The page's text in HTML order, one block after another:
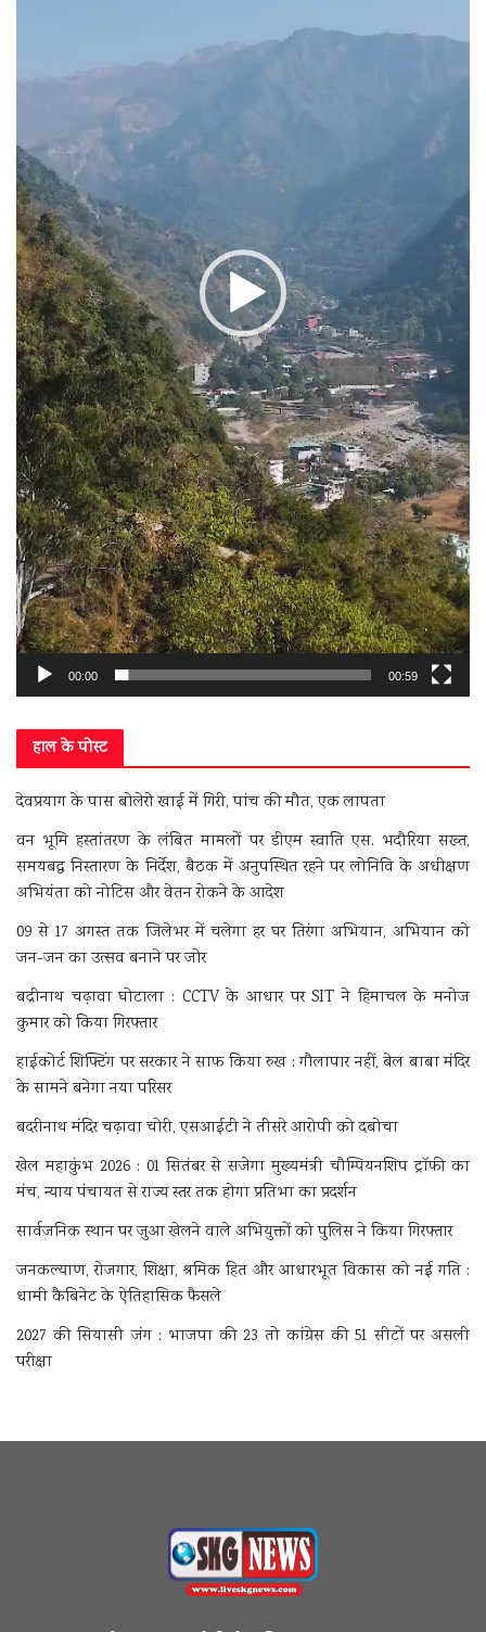
00:00 00:59
हाल के पोस्ट
देवप्रयाग के पास बोलेरो खाई में गिरी, पांच की मौत, एक लापता
वन भूमि हस्तांतरण के लंबित मामलों पर डीएम स्वाति एस. भदौरिया सख्त,
समयबद्ध निस्तारण के निर्देश, बैठक में अनुपस्थित रहने पर लोनिवि के अधीक्षण
अभियंता को नोटिस और वेतन रोकने के आदेश
09 से 17 अगस्त तक जिलेभर में चलेगा हर घर तिरंगा अभियान, अभियान को
जन-जन का उत्सव बनाने पर जोर
बद्रीनाथ चढ़ावा घोटाला : CCTV के आधार पर SIT ने हिमाचल के मनोज
कुमार को किया गिरफ्तार
हाईकोर्ट शिफ्टिंग पर सरकार ने साफ किया रुख : गौलापार नहीं, बेल बाबा मंदिर
के सामने बनेगा नया परिसर
बदरीनाथ मंदिर चढ़ावा चोरी, एसआईटी ने तीसरे आरोपी को दबोचा
खेल महाकुंभ 2026 : 01 सितंबर से सजेगा मुख्यमंत्री चौम्पियनशिप ट्रॉफी का
मंच, न्याय पंचायत से राज्य स्तर तक होगा प्रतिभा का प्रदर्शन
सार्वजनिक स्थान पर जुआ खेलने वाले अभियुक्तों को पुलिस ने किया गिरफ्तार
जनकल्याण, रोजगार, शिक्षा, श्रमिक हित और आधारभूत विकास को नई गति :
धामी कैबिनेट के ऐतिहासिक फैसले
2027 की सियासी जंग : भाजपा की 23 तो कांग्रेस की 51 सीटों पर असली
परीक्षा